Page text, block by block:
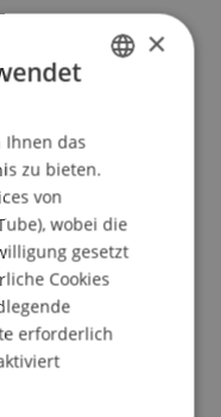
und deren
und
und
×
Ihnen das
zu bieten.
von
wobei die
gesetzt
Cookies
erforderlich